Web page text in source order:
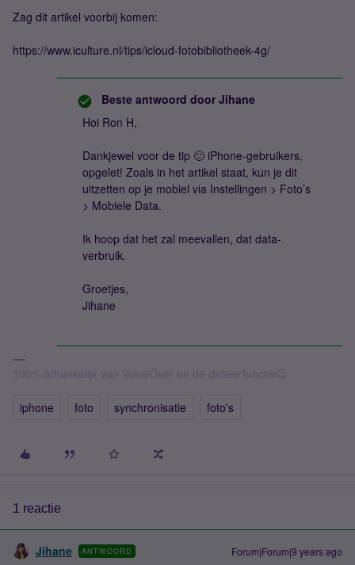
Zag dit artikel voorbij komen:
https://www.iculture.nl/tips/icloud-fotobibliotheek-4g/
Beste antwoord door Jihane
Hoi Ron H,
Dankjewel voor de tip 🙂 iPhone-gebruikers,
opgelet! Zoals in het artikel staat, kun je dit
uitzetten op je mobiel via Instellingen > Foto’s
> Mobiele Data.
Ik hoop dat het zal meevallen, dat data-
verbruik.
Groetjes,
Jihane
100% afhankelijk van VoiceOver en de dicteerfunctie😉
iphone foto synchronisatie foto's
1 reactie
Jihane ANTWOORD Forum|Forum|9 years ago